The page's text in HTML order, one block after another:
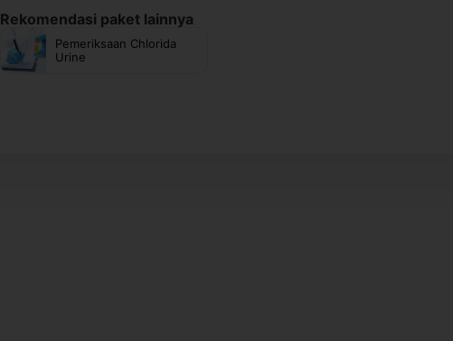
Rekomendasi paket lainnya
Pemeriksaan Chlorida
Urine